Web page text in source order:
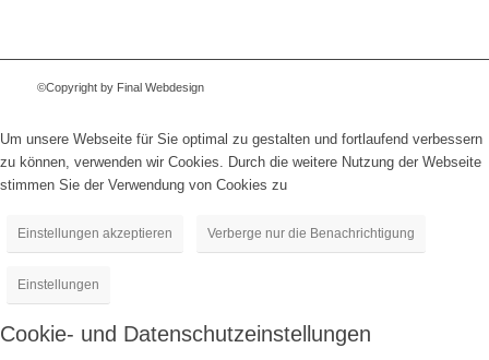
©Copyright by Final Webdesign
Um unsere Webseite für Sie optimal zu gestalten und fortlaufend verbessern
zu können, verwenden wir Cookies. Durch die weitere Nutzung der Webseite
stimmen Sie der Verwendung von Cookies zu
Einstellungen akzeptieren Verberge nur die Benachrichtigung
Einstellungen
Cookie- und Datenschutzeinstellungen